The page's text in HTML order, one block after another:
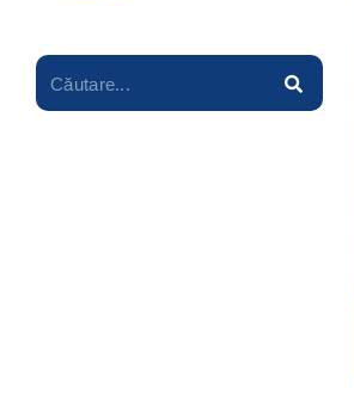
Căutare...